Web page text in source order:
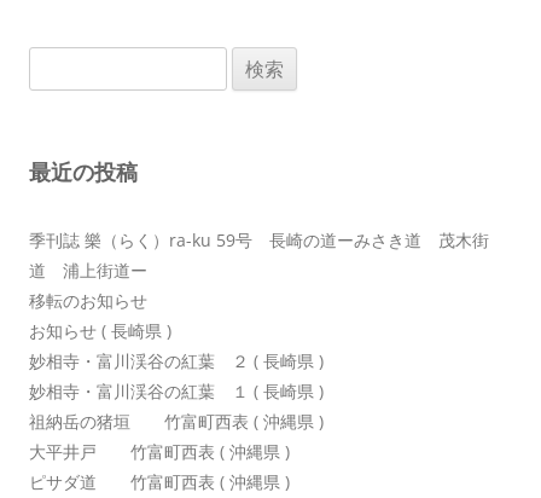
ン
索:
最近の投稿
季刊誌 樂（らく）ra-ku 59号 長崎の道ーみさき道 茂木街
道 浦上街道ー
移転のお知らせ
お知らせ ( 長崎県 )
妙相寺・富川渓谷の紅葉 ２ ( 長崎県 )
妙相寺・富川渓谷の紅葉 １ ( 長崎県 )
祖納岳の猪垣 竹富町西表 ( 沖縄県 )
大平井戸 竹富町西表 ( 沖縄県 )
ピサダ道 竹富町西表 ( 沖縄県 )